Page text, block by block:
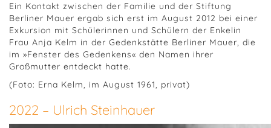
Ein Kontakt zwischen der Familie und der Stiftung
Berliner Mauer ergab sich erst im August 2012 bei einer
Exkursion mit Schülerinnen und Schülern der Enkelin
Frau Anja Kelm in der Gedenkstätte Berliner Mauer, die
im »Fenster des Gedenkens« den Namen ihrer
Großmutter entdeckt hatte.
(Foto: Erna Kelm, im August 1961, privat)
2022 – Ulrich Steinhauer